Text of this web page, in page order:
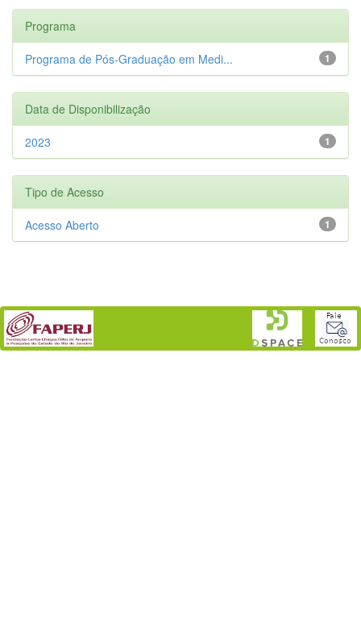
Programa
1
Programa de Pós-Graduação em Medi...
Data de Disponibilização
1
2023
Tipo de Acesso
1
Acesso Aberto